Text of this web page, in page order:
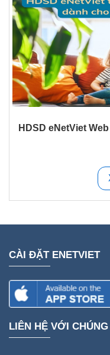
HDSD eNetViet
CÀI ĐẶT ENETVIET
LIÊN HỆ VỚI CHÚNG